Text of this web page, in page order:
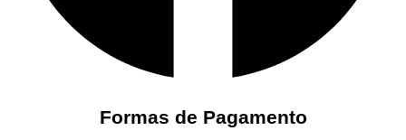
Formas de Pagamento